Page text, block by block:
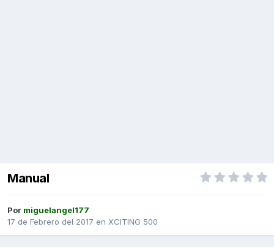
Manual
Por miguelangel177
17 de Febrero del 2017 en XCITING 500